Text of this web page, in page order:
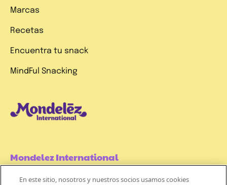
Marcas
Recetas
Encuentra tu snack
MindFul Snacking
Mondelez International
En este sitio, nosotros y nuestros socios usamos cookies